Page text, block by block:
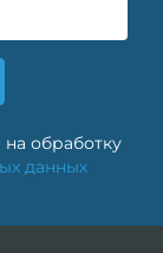
обработку
данных